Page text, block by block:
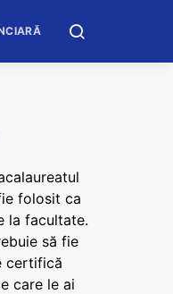
folosit ca
la facultate.
să fie
certifică
care le ai